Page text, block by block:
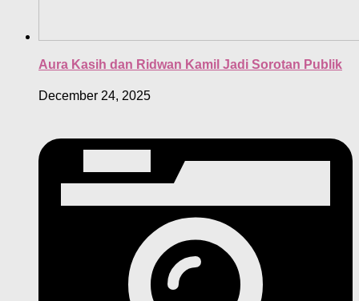
Aura Kasih dan Ridwan Kamil Jadi Sorotan Publik
December 24, 2025